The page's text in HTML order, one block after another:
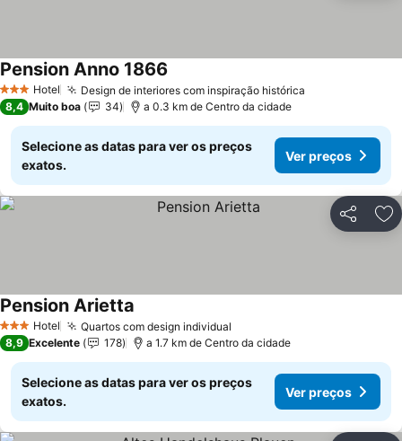
3 EstrelasHotel Design de interiores com inspiração histórica
Pension Anno 1866
8,4 Muito boa 34 a 0.3 km de Centro da cidade
Selecione as datas para ver os preços
exatos.
Ver preços
Partilhar
3 EstrelasHotel Quartos com design individual
Pension Arietta
8,9 Excelente 178 a 1.7 km de Centro da cidade
Selecione as datas para ver os preços
exatos.
Ver preços